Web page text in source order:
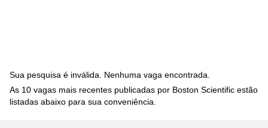
Sua pesquisa é inválida. Nenhuma vaga encontrada.
As 10 vagas mais recentes publicadas por Boston Scientific estão
listadas abaixo para sua conveniência.